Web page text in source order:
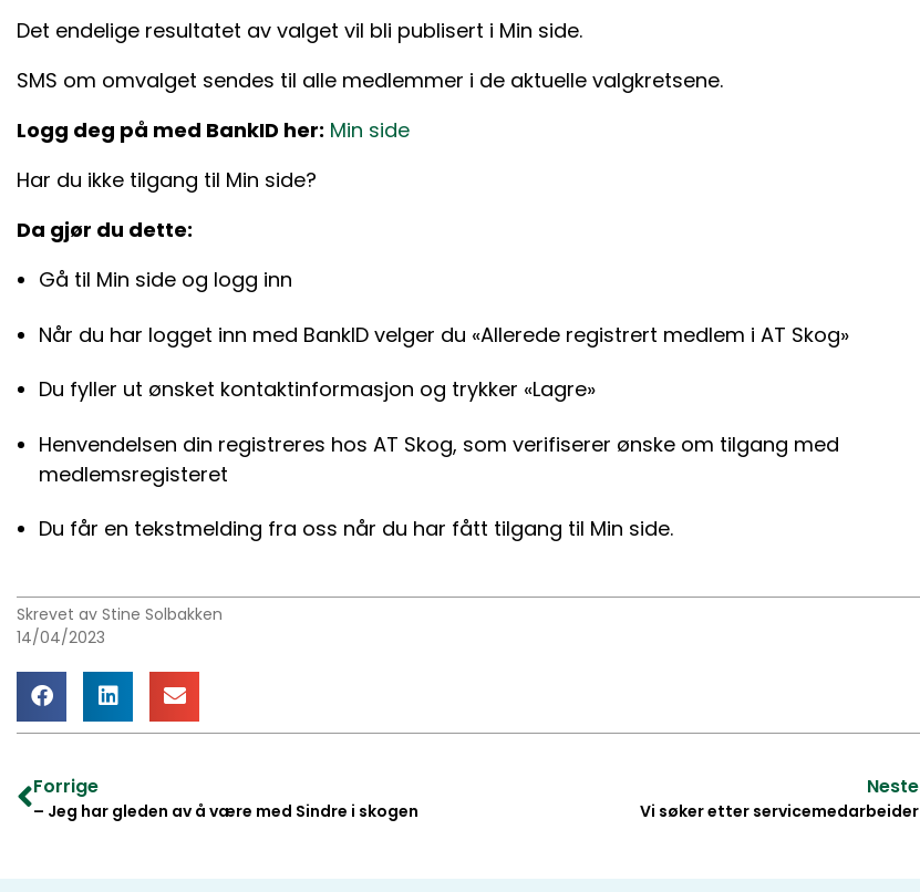
Det endelige resultatet av valget vil bli publisert i Min side.
SMS om omvalget sendes til alle medlemmer i de aktuelle valgkretsene.
Logg deg på med BankID her: Min side
Har du ikke tilgang til Min side?
Da gjør du dette:
Gå til Min side og logg inn
Når du har logget inn med BankID velger du «Allerede registrert medlem i AT Skog»
Du fyller ut ønsket kontaktinformasjon og trykker «Lagre»
Henvendelsen din registreres hos AT Skog, som verifiserer ønske om tilgang med
medlemsregisteret
Du får en tekstmelding fra oss når du har fått tilgang til Min side.
Skrevet av Stine Solbakken
14/04/2023
Forrige
– Jeg har gleden av å være med Sindre i skogen
Neste
Vi søker etter servicemedarbeider